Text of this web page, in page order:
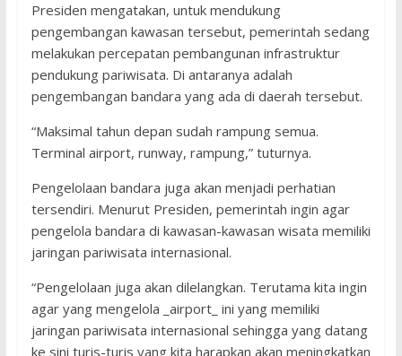
Presiden mengatakan, untuk mendukung
pengembangan kawasan tersebut, pemerintah sedang
melakukan percepatan pembangunan infrastruktur
pendukung pariwisata. Di antaranya adalah
pengembangan bandara yang ada di daerah tersebut.
“Maksimal tahun depan sudah rampung semua.
Terminal airport, runway, rampung,” tuturnya.
Pengelolaan bandara juga akan menjadi perhatian
tersendiri. Menurut Presiden, pemerintah ingin agar
pengelola bandara di kawasan-kawasan wisata memiliki
jaringan pariwisata internasional.
“Pengelolaan juga akan dilelangkan. Terutama kita ingin
agar yang mengelola _airport_ ini yang memiliki
jaringan pariwisata internasional sehingga yang datang
ke sini turis-turis yang kita harapkan akan meningkatkan